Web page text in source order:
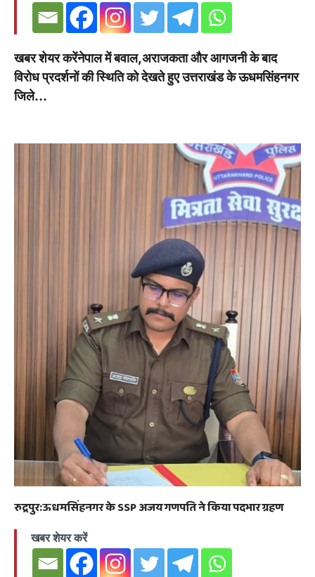
खबर शेयर करेंनेपाल में बवाल,अराजकता और आगजनी के बाद
विरोध प्रदर्शनों की स्थिति को देखते हुए उत्तराखंड के ऊधमसिंहनगर
जिले…
रुद्रपुर:ऊधमसिंहनगर के SSP अजय गणपति ने किया पदभार ग्रहण
खबर शेयर करें